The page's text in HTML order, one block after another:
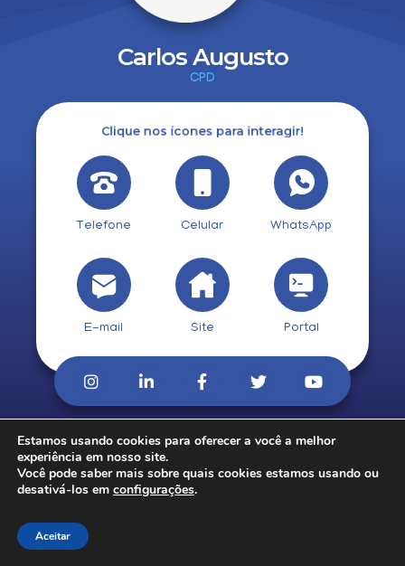
Carlos Augusto
CPD
Clique nos ícones para interagir!
Telefone Celular WhatsApp
E-mail Site Portal
© 2026. CobCred.
Estamos usando cookies para oferecer a você a melhor
experiência em nosso site.
Você pode saber mais sobre quais cookies estamos usando ou
desativá-los em configurações.
Aceitar